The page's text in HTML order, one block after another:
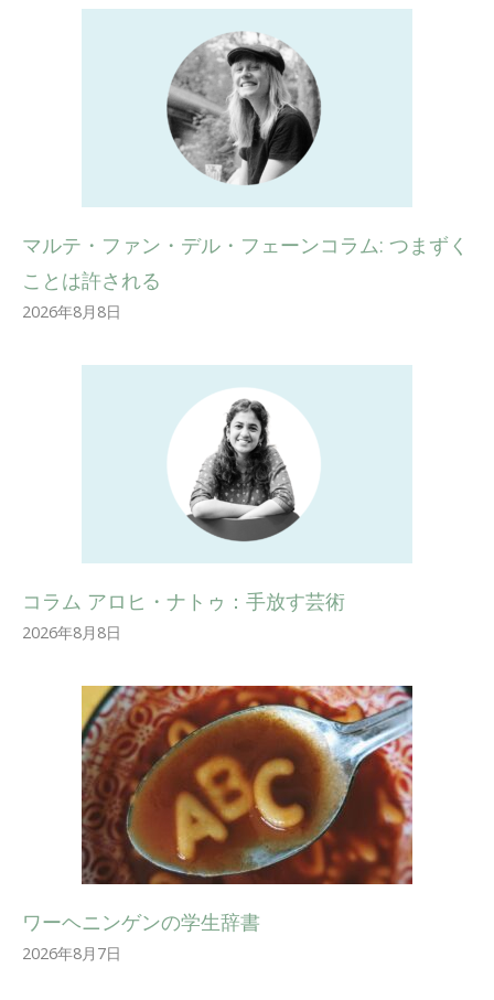
マルテ・ファン・デル・フェーンコラム: つまずく
ことは許される
2026年8月8日
コラム アロヒ・ナトゥ：手放す芸術
2026年8月8日
ワーヘニンゲンの学生辞書
2026年8月7日